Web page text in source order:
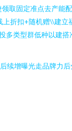
取固定准点去产能
折扣+随机赠\\建
多类型群低种以建
续增曝光走品牌力